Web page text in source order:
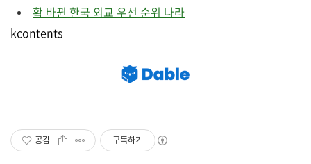
확 바뀐 한국 외교 우선 순위 나라
kcontents
공감 구독하기